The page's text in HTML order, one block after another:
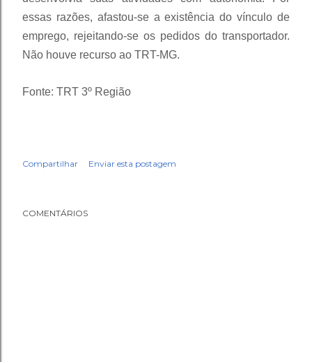
essas razões, afastou-se a existência do vínculo de
emprego, rejeitando-se os pedidos do transportador.
Não houve recurso ao TRT-MG.
Fonte: TRT 3º Região
Compartilhar Enviar esta postagem
COMENTÁRIOS